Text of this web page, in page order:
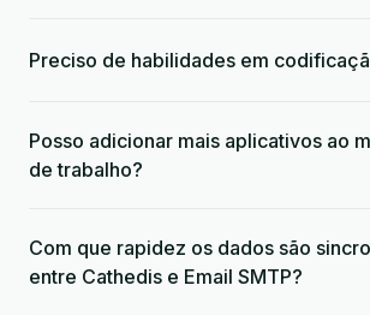
Preciso de habilidades em
Posso adicionar mais aplicativos ao
de trabalho?
Com que rapidez os dados são
entre Cathedis e Email SMTP?